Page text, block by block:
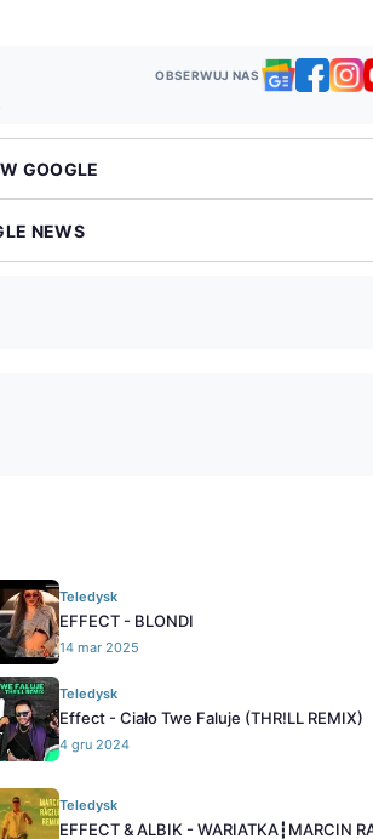
OBSERWUJ NAS
GOOGLE
NEWS
Teledysk
EFFECT - BLONDI
14 mar 2025
Teledysk
Effect - Ciało Twe Faluje (THR!LL REMIX)
4 gru 2024
Teledysk
EFFECT & ALBIK - WARIATKA┇MARCIN